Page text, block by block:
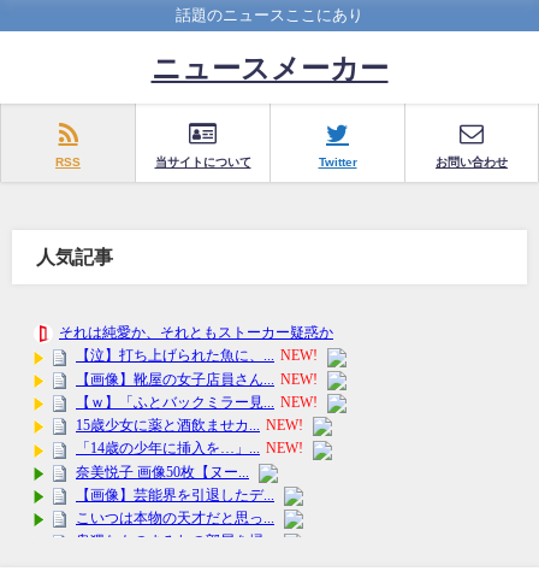
話題のニュースここにあり
ニュースメーカー
RSS 当サイトについて Twitter お問い合わせ
人気記事